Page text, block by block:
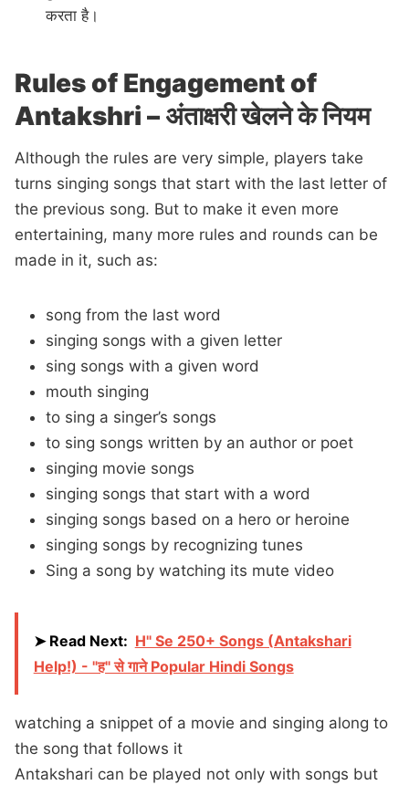
करता है।
Rules of Engagement of
Antakshri – अंताक्षरी खेलने के नियम
Although the rules are very simple, players take
turns singing songs that start with the last letter of
the previous song. But to make it even more
entertaining, many more rules and rounds can be
made in it, such as:
song from the last word
singing songs with a given letter
sing songs with a given word
mouth singing
to sing a singer’s songs
to sing songs written by an author or poet
singing movie songs
singing songs that start with a word
singing songs based on a hero or heroine
singing songs by recognizing tunes
Sing a song by watching its mute video
➤ Read Next: H" Se 250+ Songs (Antakshari
Help!) - "ह" से गाने Popular Hindi Songs
watching a snippet of a movie and singing along to
the song that follows it
Antakshari can be played not only with songs but